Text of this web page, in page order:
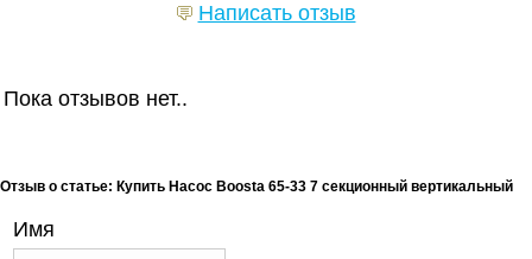
Написать отзыв
Пока отзывов нет..
Отзыв о статье: Купить Насос Boosta 65-33 7 секционный вертикальный
Имя